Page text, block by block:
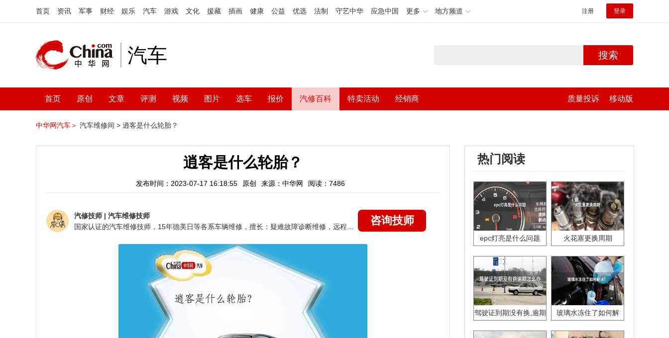
首页 资讯 军事 财经 娱乐 汽车 游戏 文化 援藏 插画 健康 公益 优选 法制 守艺中华 应急中国 更多 地方频道 注册 登录
汽车 搜索
首页 原创 文章 评测 视频 图片 选车 报价 汽修百科 特卖活动 经销商 质量投诉 移动版
中华网汽车＞ 汽车维修间 > 逍客是什么轮胎？
逍客是什么轮胎？
发布时间：2023-07-17 16:18:55 原创 来源：中华网 阅读：7486
汽修技师 | 汽车维修技师
咨询技师
热门阅读
epc灯亮是什么问题 火花塞更换周期
驾驶证到期没有换,逾期
玻璃水冻住了如何解